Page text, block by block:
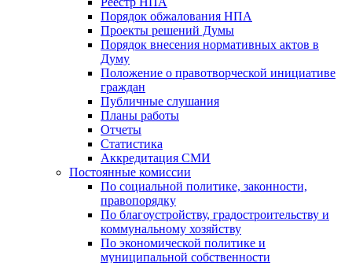
Порядок обжалования НПА
Проекты решений Думы
Порядок внесения нормативных актов в
Думу
Положение о правотворческой инициативе
граждан
Публичные слушания
Планы работы
Отчеты
Статистика
Аккредитация СМИ
Постоянные комиссии
По социальной политике, законности,
правопорядку
По благоустройству, градостроительству и
коммунальному хозяйству
По экономической политике и
муниципальной собственности